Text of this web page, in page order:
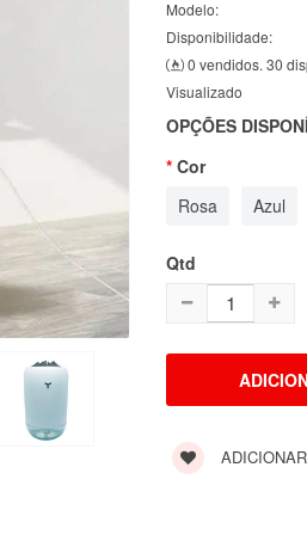
Modelo:
Disponibilidade:
0 vendidos. 30
Visualizado
OPÇÕES
Cor
Rosa
Azul
Qtd